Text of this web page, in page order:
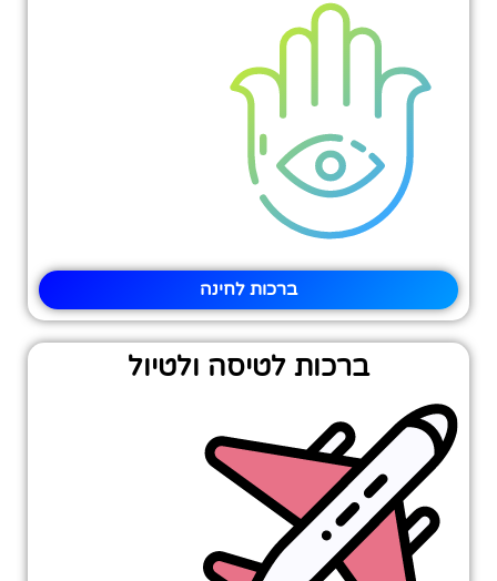
ברכות לחינה
ברכות לטיסה ולטיול